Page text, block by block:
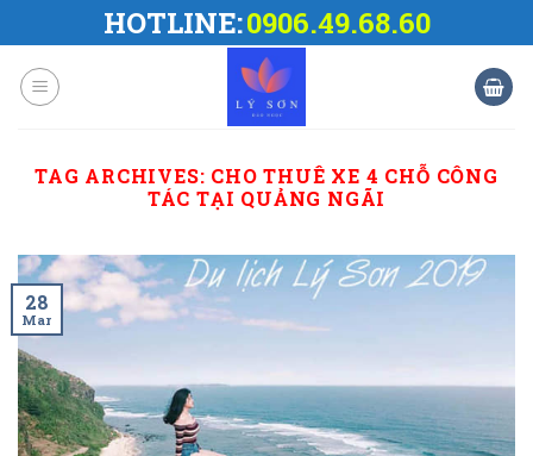
to
content
HOTLINE:0906.49.68.60
TAG ARCHIVES: CHO THUÊ XE 4 CHỖ CÔNG
TÁC TẠI QUẢNG NGÃI
28
Mar